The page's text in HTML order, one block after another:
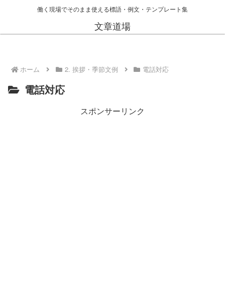
働く現場でそのまま使える標語・例文・テンプレート集
文章道場
ホーム 2. 挨拶・季節文例 電話対応
電話対応
スポンサーリンク